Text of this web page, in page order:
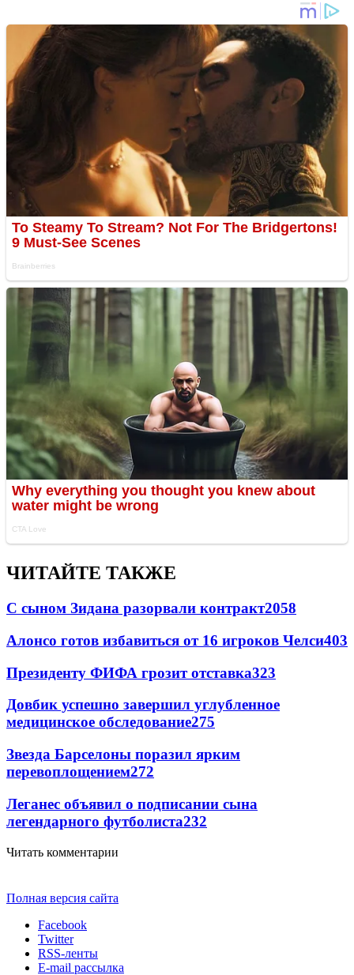
ЧИТАЙТЕ ТАКЖЕ
С сыном Зидана разорвали контракт2058
Алонсо готов избавиться от 16 игроков Челси403
Президенту ФИФА грозит отставка323
Довбик успешно завершил углубленное
медицинское обследование275
Звезда Барселоны поразил ярким
перевоплощением272
Леганес объявил о подписании сына
легендарного футболиста232
Читать комментарии
Полная версия сайта
Facebook
Twitter
RSS-ленты
E-mail рассылка